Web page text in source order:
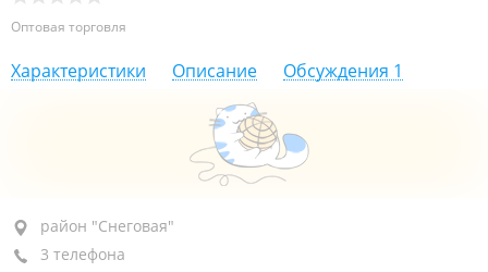
Оптовая торговля
Характеристики Описание Обсуждения 1
район "Снеговая", ул. Снеговая, 19Г
+7 (423) 224-29-28
район "Снеговая"
3 телефона